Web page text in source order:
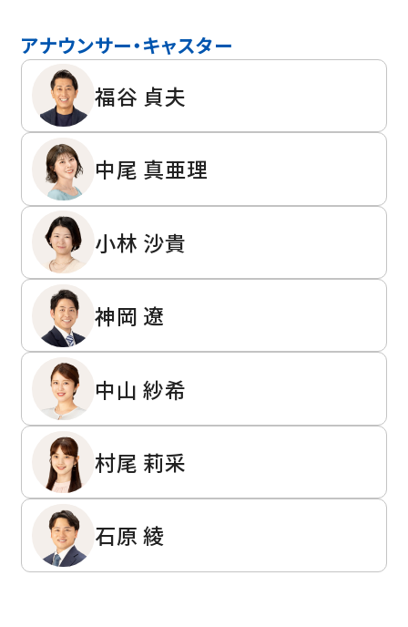
アナウンサー・キャスター
福谷 貞夫
中尾 真亜理
小林 沙貴
神岡 遼
中山 紗希
村尾 莉采
石原 綾